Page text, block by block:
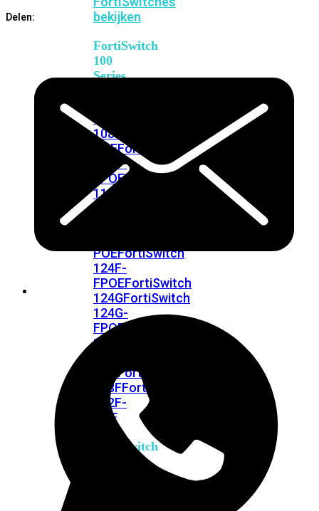
bekijken
FortiSwitch
100
Series
108F-
POEFortiSwitch
108F-
FPOEFortiSwitch
110G-
POEFortiSwitch
124F-
FPOEFortiSwitch
124GFortiSwitch
124G-
FPOE
148F
FortiSwitchRugged
108FFortiSwitchRugged
112F-
POE
FortiSwitch
Delen: